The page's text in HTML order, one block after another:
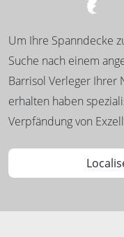
Um Ihre Spanndecke
Suche nach einem
Barrisol Verleger Ihrer
erhalten haben
Verpfändung von